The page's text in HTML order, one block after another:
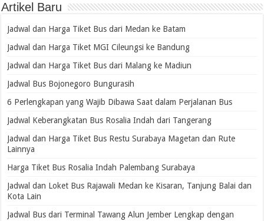
Artikel Baru
Jadwal dan Harga Tiket Bus dari Medan ke Batam
Jadwal dan Harga Tiket MGI Cileungsi ke Bandung
Jadwal dan Harga Tiket Bus dari Malang ke Madiun
Jadwal Bus Bojonegoro Bungurasih
6 Perlengkapan yang Wajib Dibawa Saat dalam Perjalanan Bus
Jadwal Keberangkatan Bus Rosalia Indah dari Tangerang
Jadwal dan Harga Tiket Bus Restu Surabaya Magetan dan Rute
Lainnya
Harga Tiket Bus Rosalia Indah Palembang Surabaya
Jadwal dan Loket Bus Rajawali Medan ke Kisaran, Tanjung Balai dan
Kota Lain
Jadwal Bus dari Terminal Tawang Alun Jember Lengkap dengan